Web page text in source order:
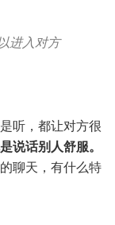
进入对方
听，都让对方很
说话别人舒服。
聊天，有什么特